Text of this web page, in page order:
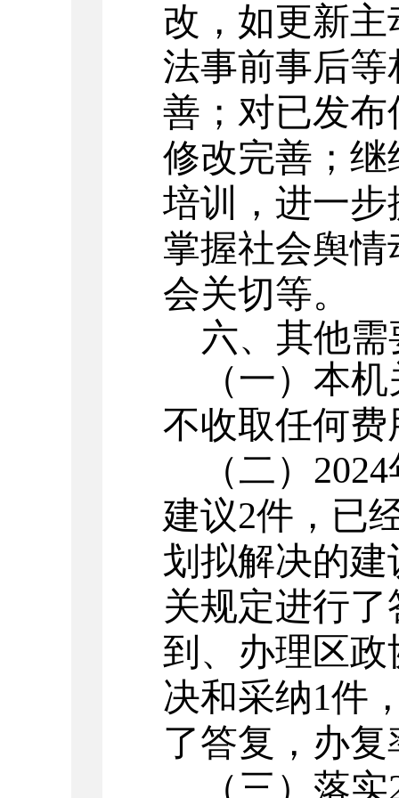
改，如更新
法事前事后
善；对已发
修改完善；
培训，进一
掌握社会舆
会关切等。
六、其他
（一）本
不收取任何费
（二） 2024
建议2件，已
划拟解决的建
关规定进行
到、办理区
决和采纳1件
了答复，办复
（三）落实